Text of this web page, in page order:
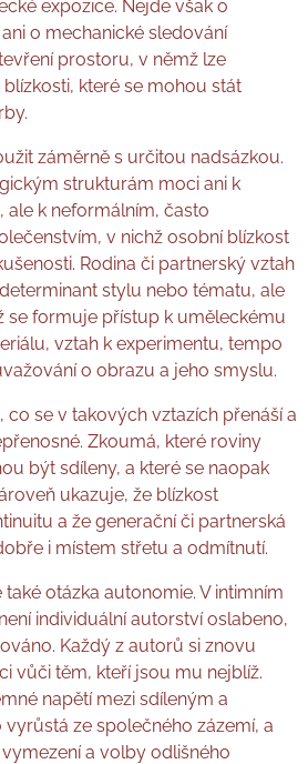
expozice. Nejde však o
o mechanické sledování
prostoru, v němž lze
které se mohou stát
záměrně s určitou nadsázkou.
strukturám moci ani k
ale k neformálním, často
v nichž osobní blízkost
Rodina či partnerský vztah
stylu nebo tématu, ale
se formuje přístup k uměleckému
vztah k experimentu, tempo
o obrazu a jeho smyslu.
co se v takových vztazích přenáší a
Zkoumá, které roviny
být sdíleny, a které se naopak
ukazuje, že blízkost
a že generační či partnerská
i místem střetu a odmítnutí.
otázka autonomie. V intimním
individuální autorství oslabeno,
Každý z autorů si znovu
vůči těm, kteří jsou mu nejblíž.
napětí mezi sdíleným a
ze společného zázemí, a
a volby odlišného